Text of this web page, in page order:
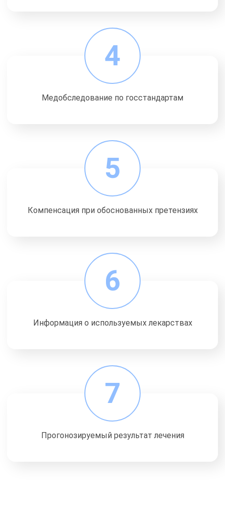
4
Медобследование по госстандартам
5
Компенсация при обоснованных претензиях
6
Информация о используемых лекарствах
7
Прогонозируемый результат лечения